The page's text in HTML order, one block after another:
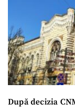
După decizia